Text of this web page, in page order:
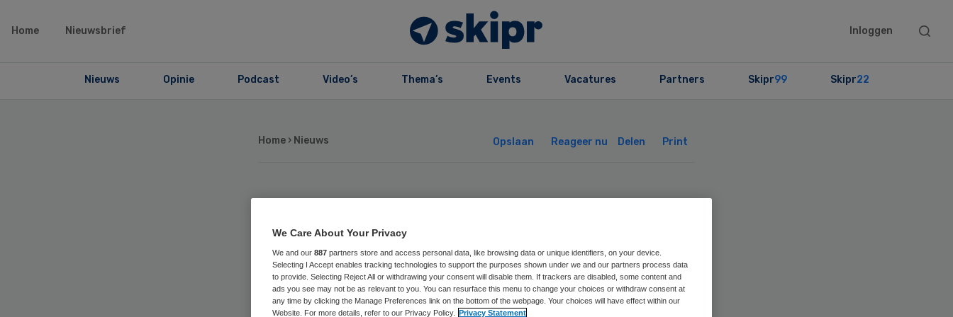
Home Nieuwsbrief Inloggen
Search
Nieuws Opinie Podcast Video’s Thema’s Events Vacatures Partners Skipr99 Skipr22
Home › Nieuws Opslaan Reageer nu Delen Print
Maandag niet verder
gesproken over
thuiszorg
We Care About Your Privacy
We and our 887 partners store and access personal data, like browsing data or unique identifiers, on your device.
Selecting I Accept enables tracking technologies to support the purposes shown under we and our partners process data
to provide. Selecting Reject All or withdrawing your consent will disable them. If trackers are disabled, some content and
ads you see may not be as relevant to you. You can resurface this menu to change your choices or withdraw consent at
any time by clicking the Manage Preferences link on the bottom of the webpage. Your choices will have effect within our
Website. For more details, refer to our Privacy Policy. Privacy Statement